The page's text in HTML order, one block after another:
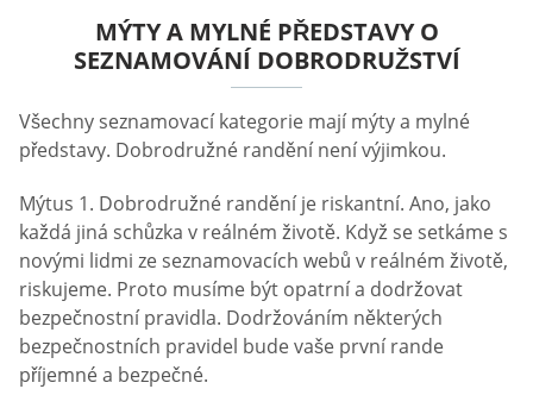
MÝTY A MYLNÉ PŘEDSTAVY O
SEZNAMOVÁNÍ DOBRODRUŽSTVÍ
Všechny seznamovací kategorie mají mýty a mylné
představy. Dobrodružné randění není výjimkou.
Mýtus 1. Dobrodružné randění je riskantní. Ano, jako
každá jiná schůzka v reálném životě. Když se setkáme s
novými lidmi ze seznamovacích webů v reálném životě,
riskujeme. Proto musíme být opatrní a dodržovat
bezpečnostní pravidla. Dodržováním některých
bezpečnostních pravidel bude vaše první rande
příjemné a bezpečné.